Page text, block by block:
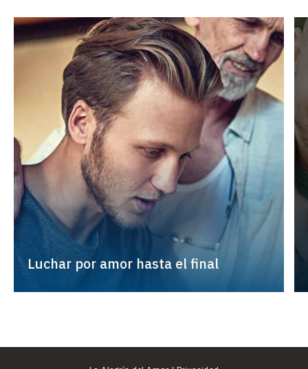
Luchar por amor hasta el final